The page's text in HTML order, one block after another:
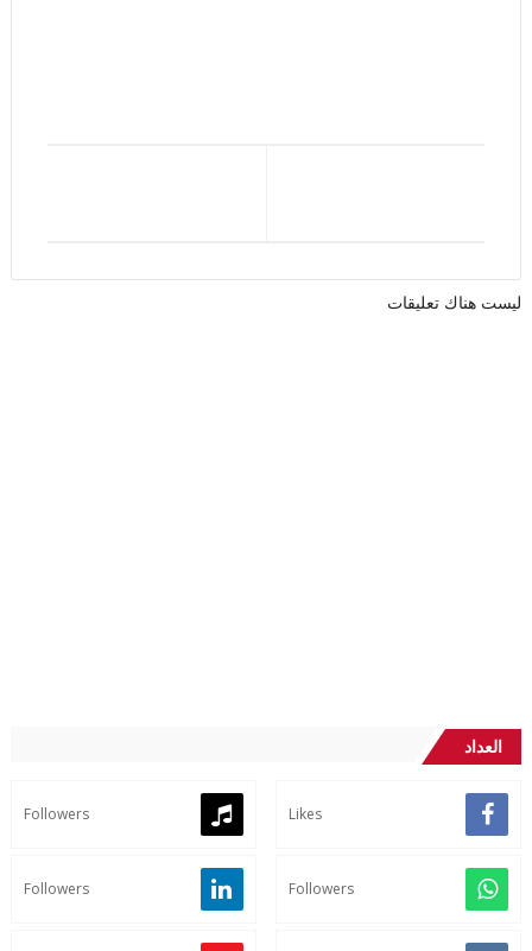
ليست هناك تعليقات
العداد
Likes
Followers
Followers
Followers